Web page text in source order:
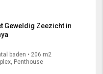
Geweldig Zeezicht in
baden • 206 m2
Penthouse